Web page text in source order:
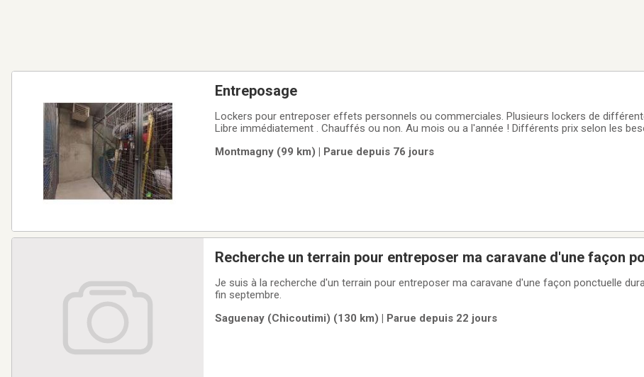
Entreposage
Lockers pour entreposer effets personnels ou commerciales. Plusieurs lockers de
Libre immédiatement . Chauffés ou non. Au mois ou a l'année ! Différents prix selon les besoins 75 p,c
Montmagny (99 km) | Parue depuis 76 jours
Recherche un terrain pour entreposer ma caravane d'une façon
Je suis à la recherche d'un terrain pour entreposer ma caravane d'une façon ponctuelle
fin septembre.
Saguenay (Chicoutimi) (130 km) | Parue depuis 22 jours